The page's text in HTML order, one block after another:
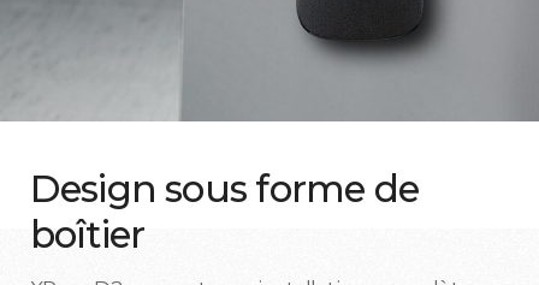
Design sous forme de
boîtier